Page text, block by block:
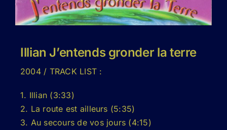
Illian J’entends gronder la terre
2004 / TRACK LIST :
1. Illian (3:33)
2. La route est ailleurs (5:35)
3. Au secours de vos jours (4:15)